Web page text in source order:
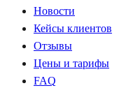
Новости
Кейсы клиентов
Отзывы
Цены и тарифы
FAQ